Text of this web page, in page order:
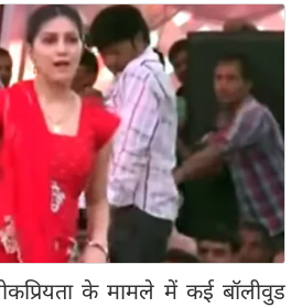
के मामले में कई बॉलीवुड